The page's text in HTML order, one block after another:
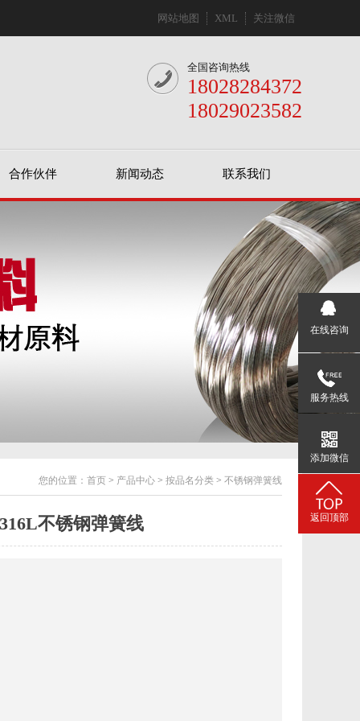
网站地图 XML 关注微信
全国咨询热线
18028284372
18029023582
合作伙伴 新闻动态 联系我们
您的位置： 首页 > 产品中心 > 按品名分类 > 不锈钢弹簧线
不锈钢弹簧线
在线咨询
服务热线
添加微信
返回顶部